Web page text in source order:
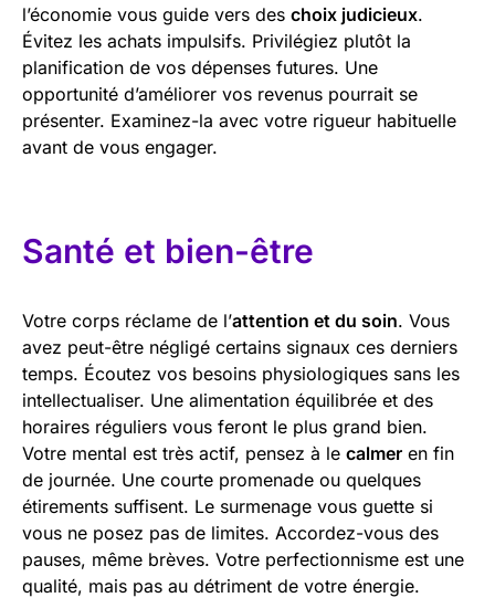
l’économie vous guide vers des choix judicieux.
Évitez les achats impulsifs. Privilégiez plutôt la
planification de vos dépenses futures. Une
opportunité d’améliorer vos revenus pourrait se
présenter. Examinez-la avec votre rigueur habituelle
avant de vous engager.
Santé et bien-être
Votre corps réclame de l’attention et du soin. Vous
avez peut-être négligé certains signaux ces derniers
temps. Écoutez vos besoins physiologiques sans les
intellectualiser. Une alimentation équilibrée et des
horaires réguliers vous feront le plus grand bien.
Votre mental est très actif, pensez à le calmer en fin
de journée. Une courte promenade ou quelques
étirements suffisent. Le surmenage vous guette si
vous ne posez pas de limites. Accordez-vous des
pauses, même brèves. Votre perfectionnisme est une
qualité, mais pas au détriment de votre énergie.